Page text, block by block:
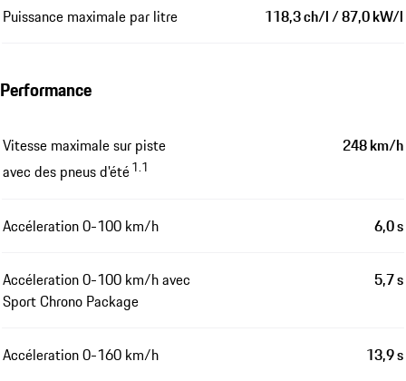
Puissance maximale par litre 118,3 ch/l / 87,0 kW/l
Performance
Vitesse maximale sur piste
avec des pneus d'été1.1
248 km/h
Accéleration 0-100 km/h 6,0 s
Accéleration 0-100 km/h avec
Sport Chrono Package
5,7 s
Accéleration 0-160 km/h 13,9 s